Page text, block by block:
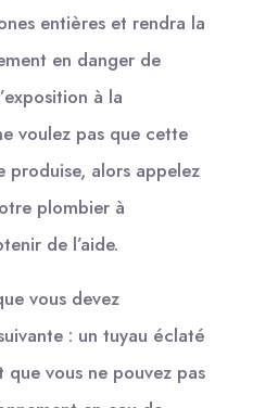
entières et rendra la
en danger de
à la
voulez pas que cette
produise, alors appelez
plombier à
de l’aide.
vous devez
: un tuyau éclaté
vous ne pouvez pas